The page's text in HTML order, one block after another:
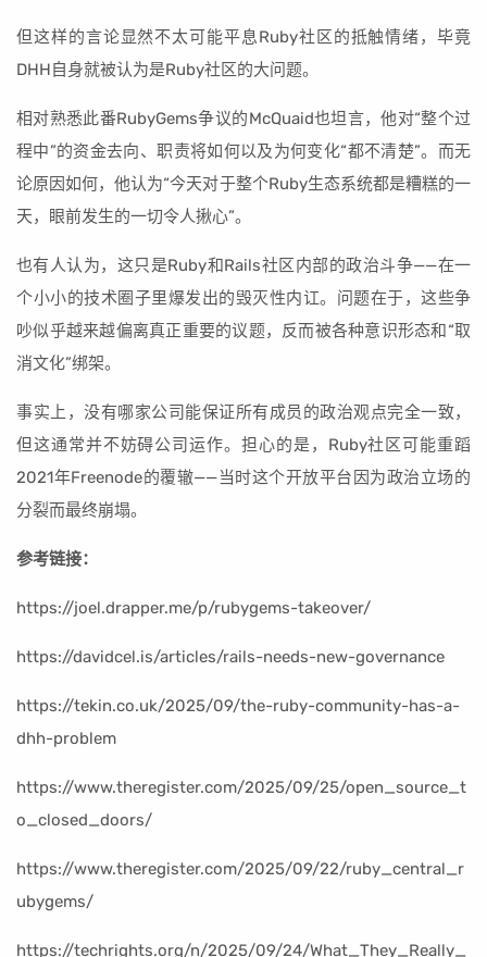
但这样的言论显然不太可能平息Ruby社区的抵触情绪，毕竟
DHH自身就被认为是Ruby社区的大问题。
相对熟悉此番RubyGems争议的McQuaid也坦言，他对“整个过
程中”的资金去向、职责将如何以及为何变化“都不清楚”。而无
论原因如何，他认为“今天对于整个Ruby生态系统都是糟糕的一
天，眼前发生的一切令人揪心”。
也有人认为，这只是Ruby和Rails社区内部的政治斗争——在一
个小小的技术圈子里爆发出的毁灭性内讧。问题在于，这些争
吵似乎越来越偏离真正重要的议题，反而被各种意识形态和“取
消文化”绑架。
事实上，没有哪家公司能保证所有成员的政治观点完全一致，
但这通常并不妨碍公司运作。担心的是，Ruby社区可能重蹈
2021年Freenode的覆辙——当时这个开放平台因为政治立场的
分裂而最终崩塌。
参考链接：
https://joel.drapper.me/p/rubygems-takeover/
https://davidcel.is/articles/rails-needs-new-governance
https://tekin.co.uk/2025/09/the-ruby-community-has-a-
dhh-problem
https://www.theregister.com/2025/09/25/open_source_t
o_closed_doors/
https://www.theregister.com/2025/09/22/ruby_central_r
ubygems/
https://techrights.org/n/2025/09/24/What_They_Really_